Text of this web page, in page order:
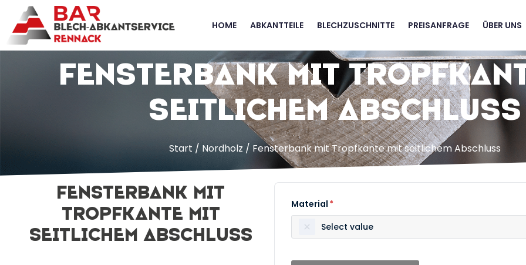
HOME ABKANTTEILE BLECHZUSCHNITTE PREISANFRAGE ÜBER UNS
Fensterbank mit
seitlichem Abschluss
Start / Nordholz / Fensterbank mit Tropfkante mit seitlichem Abschluss
Fensterbank mit
Tropfkante mit
seitlichem Abschluss
Material *
Select value